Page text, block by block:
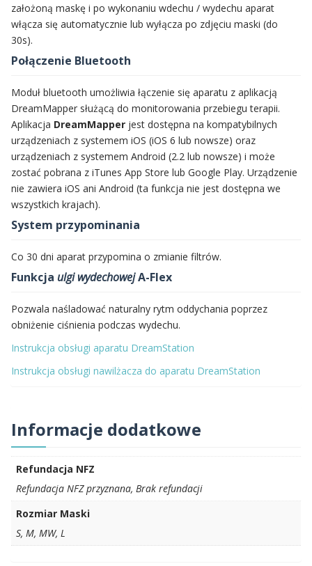
założoną maskę i po wykonaniu wdechu / wydechu aparat
włącza się automatycznie lub wyłącza po zdjęciu maski (do
30s).
Połączenie Bluetooth
Moduł bluetooth umożliwia łączenie się aparatu z aplikacją
DreamMapper służącą do monitorowania przebiegu terapii.
Aplikacja DreamMapper jest dostępna na kompatybilnych
urządzeniach z systemem iOS (iOS 6 lub nowsze) oraz
urządzeniach z systemem Android (2.2 lub nowsze) i może
zostać pobrana z iTunes App Store lub Google Play. Urządzenie
nie zawiera iOS ani Android (ta funkcja nie jest dostępna we
wszystkich krajach).
System przypominania
Co 30 dni aparat przypomina o zmianie filtrów.
Funkcja ulgi wydechowejA-Flex
Pozwala naśladować naturalny rytm oddychania poprzez
obniżenie ciśnienia podczas wydechu.
Instrukcja obsługi aparatu DreamStation
Instrukcja obsługi nawilżacza do aparatu DreamStation
Informacje dodatkowe
Refundacja NFZ
Refundacja NFZ przyznana, Brak refundacji
Rozmiar Maski
S, M, MW, L